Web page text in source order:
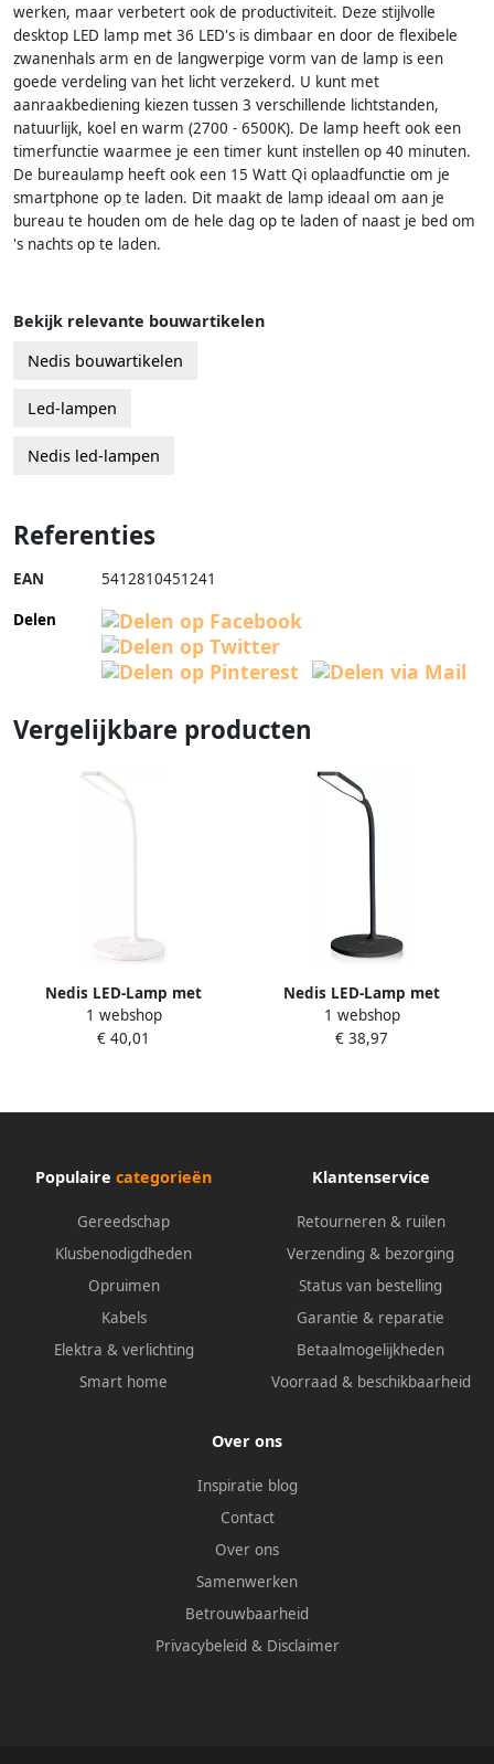
werken, maar verbetert ook de productiviteit. Deze stijlvolle
desktop LED lamp met 36 LED's is dimbaar en door de flexibele
zwanenhals arm en de langwerpige vorm van de lamp is een
goede verdeling van het licht verzekerd. U kunt met
aanraakbediening kiezen tussen 3 verschillende lichtstanden,
natuurlijk, koel en warm (2700 - 6500K). De lamp heeft ook een
timerfunctie waarmee je een timer kunt instellen op 40 minuten.
De bureaulamp heeft ook een 15 Watt Qi oplaadfunctie om je
smartphone op te laden. Dit maakt de lamp ideaal om aan je
bureau te houden om de hele dag op te laden of naast je bed om
's nachts op te laden.
Bekijk relevante bouwartikelen
Nedis bouwartikelen
Led-lampen
Nedis led-lampen
Referenties
EAN 5412810451241
Delen
Vergelijkbare producten
Nedis LED-Lamp met
Draadloze Lader | Dimmer
Op Product | LED | 15 W |
2700 6500 K
1 webshop
€ 40,01
Nedis LED-Lamp met
Draadloze Lader | LED Qi |
10 W | 1 stuks LTLGQ3M2BK
1 webshop
€ 38,97
Populaire categorieën
Gereedschap
Klusbenodigdheden
Opruimen
Kabels
Elektra & verlichting
Smart home
Klantenservice
Retourneren & ruilen
Verzending & bezorging
Status van bestelling
Garantie & reparatie
Betaalmogelijkheden
Voorraad & beschikbaarheid
Over ons
Inspiratie blog
Contact
Over ons
Samenwerken
Betrouwbaarheid
Privacybeleid & Disclaimer